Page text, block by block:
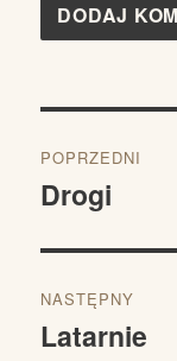
wpisu
POPRZEDNI
Poprzedni
Drogi
NASTĘPNY
Następny
Latarnie